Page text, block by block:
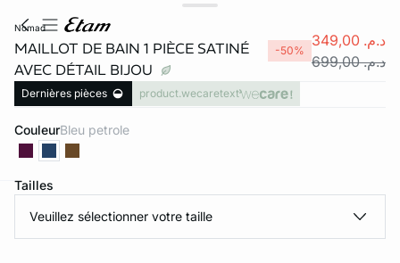
nomad
MAILLOT DE BAIN 1 PIÈCE SATINÉ
AVEC DÉTAIL BIJOU
-50%
د.م. 349,00
د.م. 699,00
Dernières pièces product.wecaretext
Couleur bleu petrole
Tailles
Veuillez sélectionner votre taille